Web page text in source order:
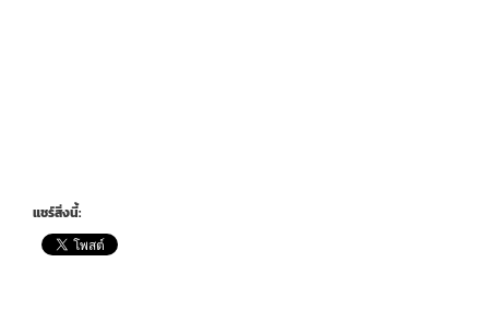
แชร์สิ่งนี้: